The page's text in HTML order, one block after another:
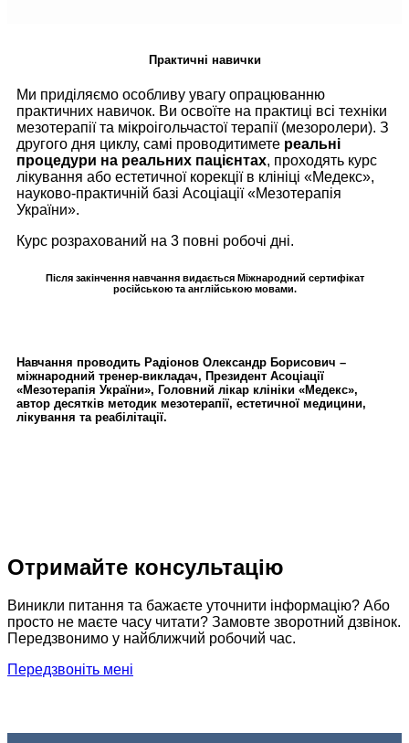
Практичні навички
Ми приділяємо особливу увагу опрацюванню
практичних навичок. Ви освоїте на практиці всі техніки
мезотерапії та мікроігольчастої терапії (мезоролери). З
другого дня циклу, самі проводитимете реальні
процедури на реальних пацієнтах, проходять курс
лікування або естетичної корекції в клініці «Медекс»,
науково-практичній базі Асоціації «Мезотерапія
України».
Курс розрахований на 3 повні робочі дні.
Після закінчення навчання видається Міжнародний сертифікат
російською та англійською мовами.
Навчання проводить Радіонов Олександр Борисович –
міжнародний тренер-викладач, Президент Асоціації
«Мезотерапія України», Головний лікар клініки «Медекс»,
автор десятків методик мезотерапії, естетичної медицини,
лікування та реабілітації.
Отримайте консультацію
Виникли питання та бажаєте уточнити інформацію? Або
просто не маєте часу читати? Замовте зворотний дзвінок.
Передзвонимо у найближчий робочий час.
Передзвоніть мені